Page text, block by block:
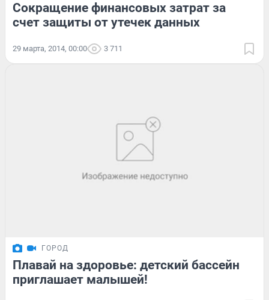
Сокращение финансовых затрат за
счет защиты от утечек данных
29 марта, 2014, 00:00 3 711
ГОРОД
Плавай на здоровье: детский бассейн
приглашает малышей!